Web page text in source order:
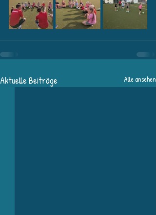
Aktuelle Beiträge Alle ansehen